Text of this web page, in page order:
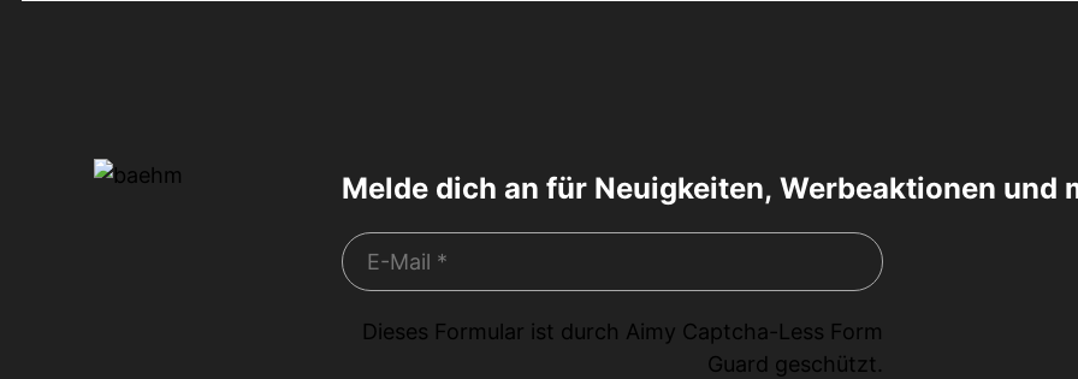
Melde dich an für Neuigkeiten, Werbeaktionen und
Dieses Formular ist durch Aimy Captcha-Less Form
Guard geschützt.